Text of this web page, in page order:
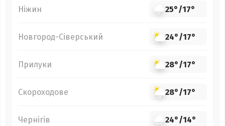
Ніжин 25°/17°
Новгород-Сіверський 24°/17°
Прилуки 28°/17°
Скороходове 28°/17°
Чернігів 24°/14°